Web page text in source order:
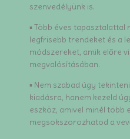
szenvedélyünk is.
▪ Több éves tapasztalattal
legfrisebb trendeket és a
módszereket, amik előre
megvalósításában.
▪ Nem szabad úgy
kiadásra, hanem kezeld
eszköz, amivel minél több
megsokszorozhatod a